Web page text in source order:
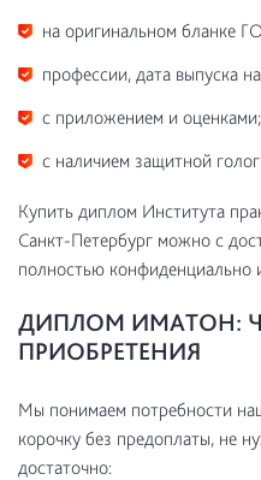
на оригинальном бланке
профессии, дата выпуска
с приложением и оценками;
с наличием защитной
Купить диплом Института
Санкт-Петербург можно с
полностью конфиденциально
ДИПЛОМ ИМАТОН:
ПРИОБРЕТЕНИЯ
Мы понимаем потребности
корочку без предоплаты, не
достаточно: